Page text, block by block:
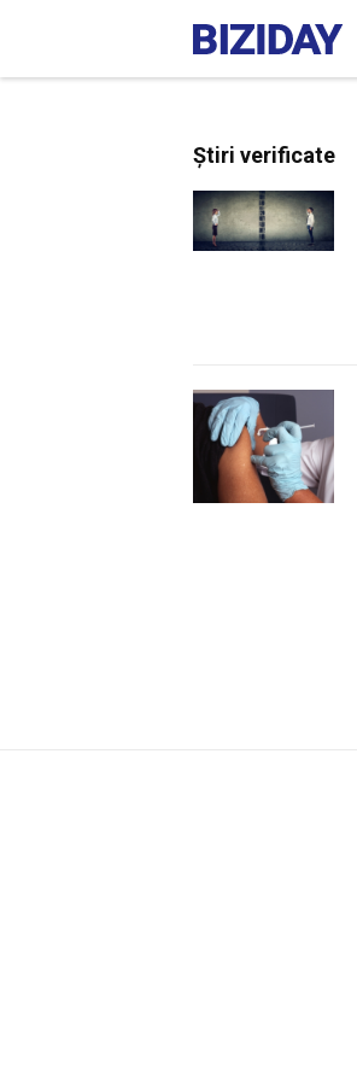
Știri verificate